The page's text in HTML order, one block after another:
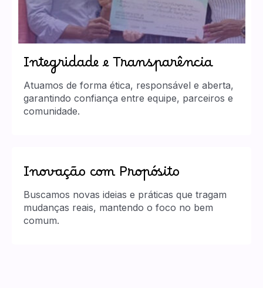
Integridade e Transparência
Atuamos de forma ética, responsável e aberta,
garantindo confiança entre equipe, parceiros e
comunidade.
Inovação com Propósito
Buscamos novas ideias e práticas que tragam
mudanças reais, mantendo o foco no bem
comum.